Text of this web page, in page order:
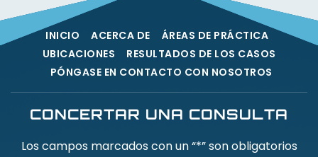
INICIO ACERCA DE
ÁREAS DE PRÁCTICA
UBICACIONES
RESULTADOS DE LOS CASOS
PÓNGASE EN CONTACTO CON NOSOTROS
CONCERTAR UNA CONSULTA
Los campos marcados con un “*” son obligatorios